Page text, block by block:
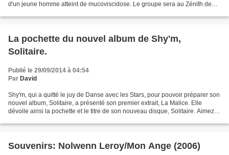
d'un jeune homme atteint de mucoviscidose. Le groupe sera au Zénith de
La pochette du nouvel album de Shy'm,
Solitaire.
Publié le 29/09/2014 à 04:54
Par David
Shy'm, qui a quitté le juy de Danse avec les Stars, pour pouvoir préparer son
nouvel album, Solitaire, a présenté son premier extrait, La Malice. Elle
dévoile ainsi la pochette et le titre de son nouveau disque, Solitaire. Aimez-
Souvenirs: Nolwenn Leroy/Mon Ange (2006)